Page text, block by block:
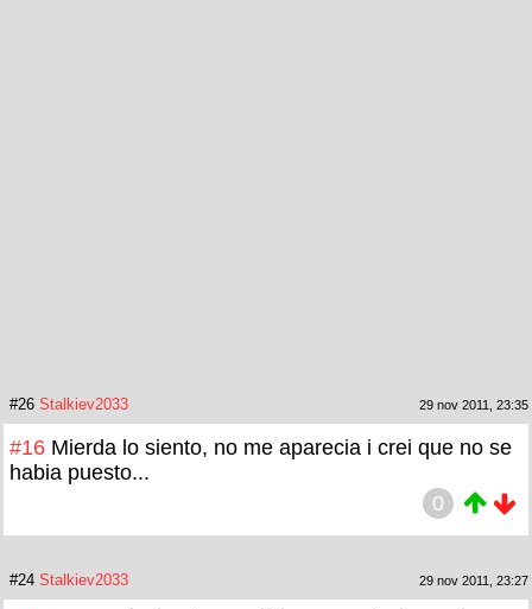
#26 Stalkiev2033 29 nov 2011, 23:35
#16 Mierda lo siento, no me aparecia i crei que no se
habia puesto...
0
#24 Stalkiev2033 29 nov 2011, 23:27